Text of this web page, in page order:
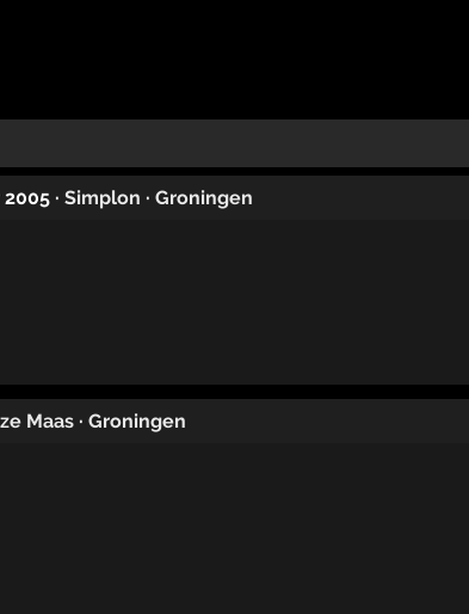
2005 · Simplon · Groningen
Maas · Groningen